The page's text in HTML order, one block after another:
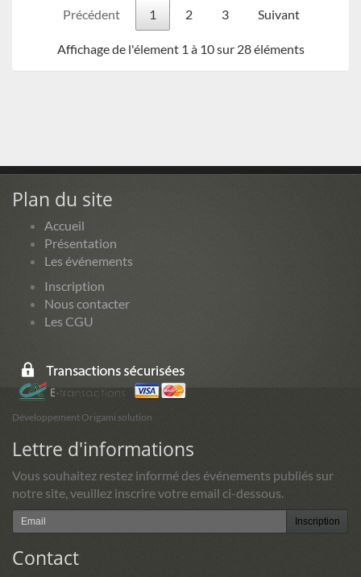
Précédent 1 2 3 Suivant
Affichage de l'élement 1 à 10 sur 28 éléments
Plan du site
Accueil
Présentation
Les événements
Inscription
Nous contacter
Les CGU
Développement Origami solution
Lettre d'informations
Vous souhaitez restez informé des événements publiés sur
notre site, veuillez inscrire votre email ci-dessous.
Inscription
Contact